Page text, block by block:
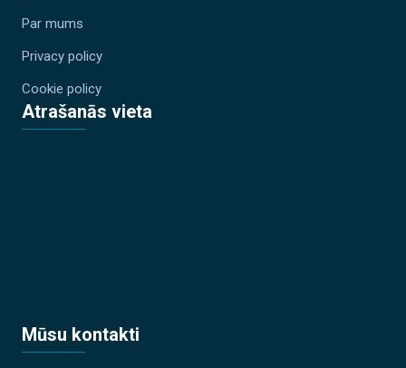
Par mums
Privacy policy
Cookie policy
Atrašanās vieta
Mūsu kontakti